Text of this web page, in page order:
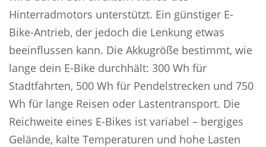
Hinterradmotors unterstützt. Ein günstiger E-
Bike-Antrieb, der jedoch die Lenkung etwas
beeinflussen kann. Die Akkugröße bestimmt, wie
lange dein E-Bike durchhält: 300 Wh für
Stadtfahrten, 500 Wh für Pendelstrecken und 750
Wh für lange Reisen oder Lastentransport. Die
Reichweite eines E-Bikes ist variabel – bergiges
Gelände, kalte Temperaturen und hohe Lasten